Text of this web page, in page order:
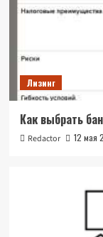
Лизинг
Как выбрать
Redactor 12 мая